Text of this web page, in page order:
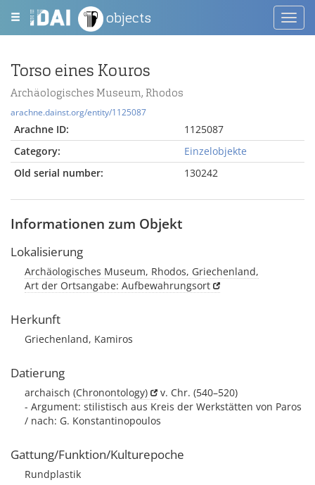
objects
Torso eines Kouros
Archäologisches Museum, Rhodos
arachne.dainst.org/entity/1125087
Arachne ID:
1125087
Category:
Einzelobjekte
Old serial number:
130242
Informationen zum Objekt
Lokalisierung
Archäologisches Museum, Rhodos, Griechenland,
Art der Ortsangabe: Aufbewahrungsort
Herkunft
Griechenland, Kamiros
Datierung
archaisch (Chronontology)
v. Chr. (540–520)
- Argument: stilistisch aus Kreis der Werkstätten von Paros
/ nach: G. Konstantinopoulos
Gattung/Funktion/Kulturepoche
Rundplastik